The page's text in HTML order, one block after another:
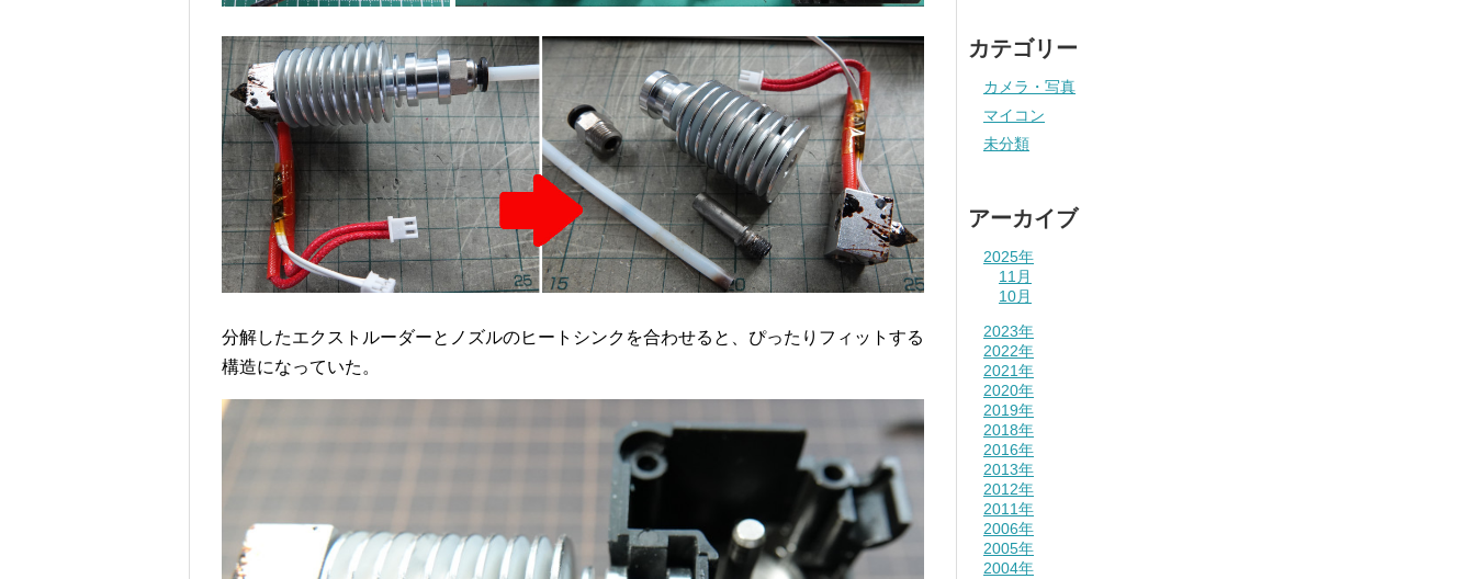
分解したエクストルーダーとノズルのヒートシンクを合わせると、ぴったりフィットする
構造になっていた。
カテゴリー
カメラ・写真
マイコン
未分類
アーカイブ
2025年
11月
10月
2023年
2022年
2021年
2020年
2019年
2018年
2016年
2013年
2012年
2011年
2006年
2005年
2004年